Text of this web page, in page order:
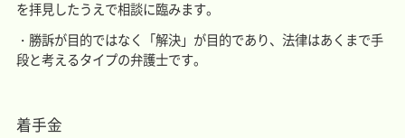
を拝見したうえで相談に臨みます。
・勝訴が目的ではなく「解決」が目的であり、法律はあくまで手
段と考えるタイプの弁護士です。
着手金